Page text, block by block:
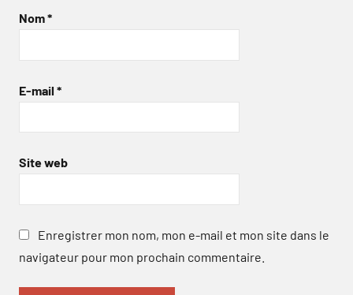
Nom*
E-mail *
Site web
Enregistrer mon nom, mon e-mail et mon site dans le
navigateur pour mon prochain commentaire.